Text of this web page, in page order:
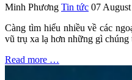
Minh Phương Tin tức 07 August
Càng tìm hiểu nhiều về các
vũ trụ xa lạ hơn những gì chúng
Read more …